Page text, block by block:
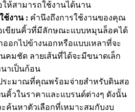
ห้สามารถใช้งานได้นาน
ช้งาน : คำนึงถึงการใช้งานของคุณ
เขียนคิ้วที่มีลักษณะแบบหมุนล็อคได้
ออกไปข้างนอกหรือแบบเหลาที่จะ
คมชัด ลายเส้นที่ได้จะมีขนาดเล็ก
าเป็นก้อน
ระมาณที่คุณพร้อมจ่ายสำหรับดินสอ
คิ้วในราคาและแบรนด์ต่างๆ ดังนั้น
ค้นหาตัวเลือกที่เหมาะสมกับงบ